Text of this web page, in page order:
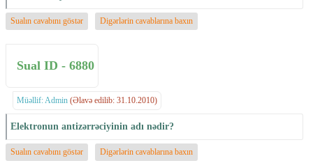
Sualın cavabını göstər Digərlərin cavablarına baxın
Sual ID - 6880
Müəllif: Admin (Əlavə edilib: 31.10.2010)
Elektronun antizərrəciyinin adı nədir?
Sualın cavabını göstər Digərlərin cavablarına baxın